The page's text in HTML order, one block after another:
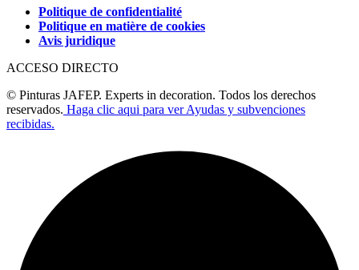
Politique de confidentialité
Politique en matière de cookies
Avis juridique
ACCESO DIRECTO
© Pinturas JAFEP. Experts in decoration. Todos los derechos
reservados. Haga clic aqui para ver Ayudas y subvenciones
recibidas.